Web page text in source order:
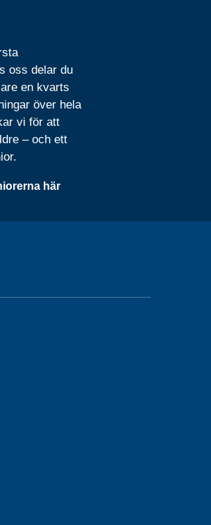
oss delar du
en kvarts
över hela
vi för att
– och ett
här